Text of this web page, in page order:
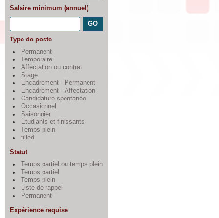
Salaire minimum (annuel)
Type de poste
Permanent
Temporaire
Affectation ou contrat
Stage
Encadrement - Permanent
Encadrement - Affectation
Candidature spontanée
Occasionnel
Saisonnier
Étudiants et finissants
Temps plein
filled
Statut
Temps partiel ou temps plein
Temps partiel
Temps plein
Liste de rappel
Permanent
Expérience requise